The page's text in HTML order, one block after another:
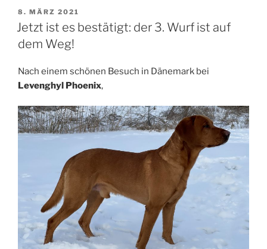
VERÖFFENTLICHT
AM
8. MÄRZ 2021
Jetzt ist es bestätigt: der 3. Wurf ist auf
dem Weg!
Nach einem schönen Besuch in Dänemark bei
Levenghyl Phoenix,